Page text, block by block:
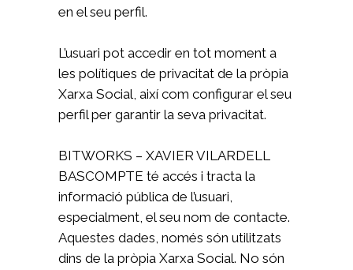
en el seu perfil.
L’usuari pot accedir en tot moment a
les polítiques de privacitat de la pròpia
Xarxa Social, així com configurar el seu
perfil per garantir la seva privacitat.
BITWORKS – XAVIER VILARDELL
BASCOMPTE té accés i tracta la
informació pública de l’usuari,
especialment, el seu nom de contacte.
Aquestes dades, només són utilitzats
dins de la pròpia Xarxa Social. No són